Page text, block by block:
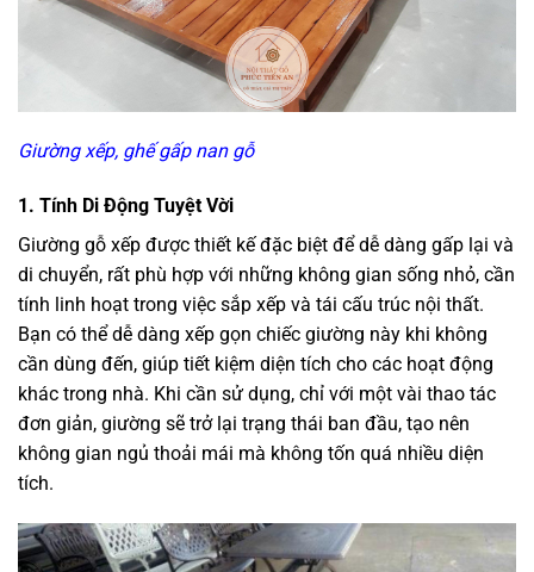
Giường xếp, ghế gấp nan gỗ
1. Tính Di Động Tuyệt Vời
Giường gỗ xếp được thiết kế đặc biệt để dễ dàng gấp lại và
di chuyển, rất phù hợp với những không gian sống nhỏ, cần
tính linh hoạt trong việc sắp xếp và tái cấu trúc nội thất.
Bạn có thể dễ dàng xếp gọn chiếc giường này khi không
cần dùng đến, giúp tiết kiệm diện tích cho các hoạt động
khác trong nhà. Khi cần sử dụng, chỉ với một vài thao tác
đơn giản, giường sẽ trở lại trạng thái ban đầu, tạo nên
không gian ngủ thoải mái mà không tốn quá nhiều diện
tích.